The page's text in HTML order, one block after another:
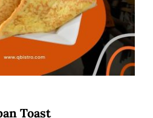
Toast